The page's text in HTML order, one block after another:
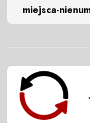
miejsca-